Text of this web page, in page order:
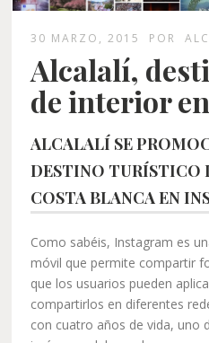
30 MARZO, 2015 POR
Alcalalí,
de interior
ALCALALÍ SE
DESTINO TURÍSTICO
COSTA BLANCA EN
Como sabéis, Instagram es
móvil que permite compartir
que los usuarios pueden
compartirlos en diferentes
con cuatro años de vida, uno